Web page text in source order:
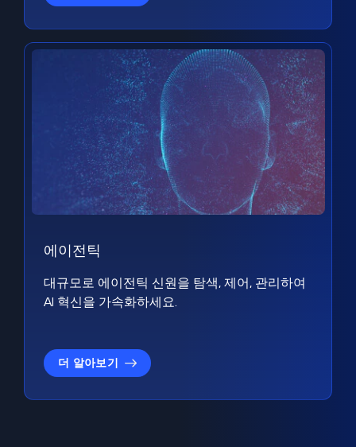
에이전틱
대규모로 에이전틱 신원을 탐색, 제어, 관리하여
AI 혁신을 가속화하세요.
더 알아보기